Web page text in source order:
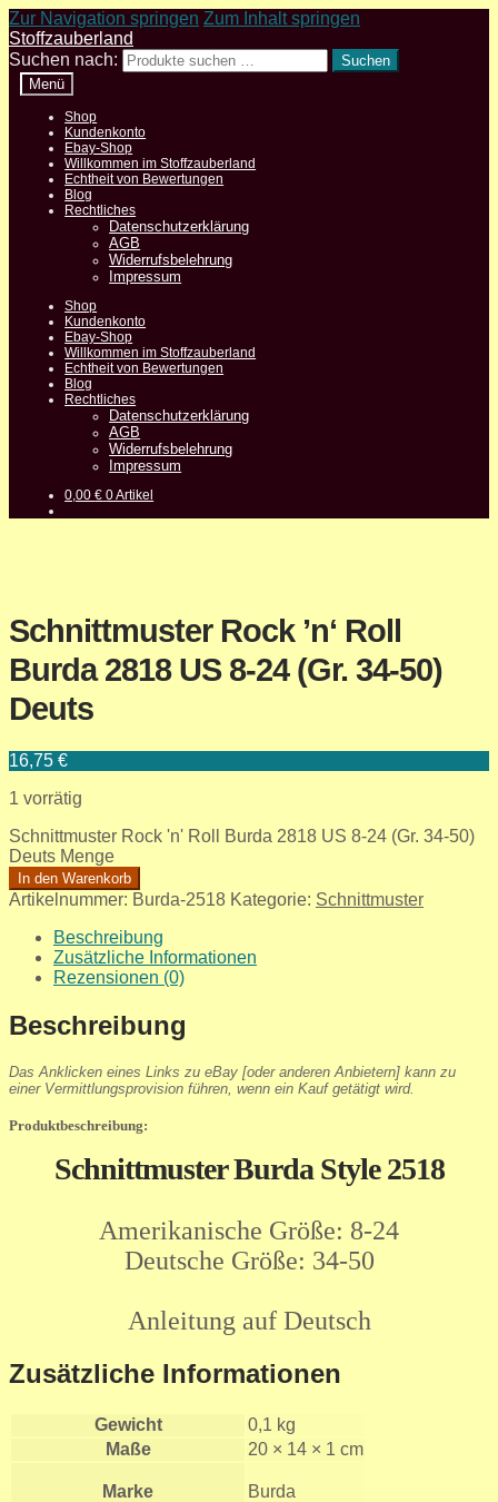
Zur Navigation springen Zum Inhalt springen
Stoffzauberland
Suchen nach:
Suchen
Menü
Shop
Kundenkonto
Ebay-Shop
Willkommen im Stoffzauberland
Echtheit von Bewertungen
Blog
Rechtliches
Datenschutzerklärung
AGB
Widerrufsbelehrung
Impressum
Shop
Kundenkonto
Ebay-Shop
Willkommen im Stoffzauberland
Echtheit von Bewertungen
Blog
Rechtliches
Datenschutzerklärung
AGB
Widerrufsbelehrung
Impressum
0,00€ 0 Artikel
Schnittmuster Rock ’n‘ Roll
Burda 2818 US 8-24 (Gr. 34-50)
Deuts
16,75 €
1 vorrätig
Schnittmuster Rock 'n' Roll Burda 2818 US 8-24 (Gr. 34-50)
Deuts Menge
In den Warenkorb
Artikelnummer: Burda-2518 Kategorie: Schnittmuster
Beschreibung
Zusätzliche Informationen
Rezensionen (0)
Beschreibung
Das Anklicken eines Links zu eBay [oder anderen Anbietern] kann zu
einer Vermittlungsprovision führen, wenn ein Kauf getätigt wird.
Produktbeschreibung:
Schnittmuster Burda Style 2518
Amerikanische Größe: 8-24
Deutsche Größe: 34-50
Anleitung auf Deutsch
Zusätzliche Informationen
Gewicht
0,1 kg
Maße
20 × 14 × 1 cm
Marke Burda